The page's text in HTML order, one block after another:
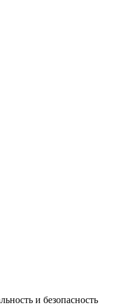
и безопасность